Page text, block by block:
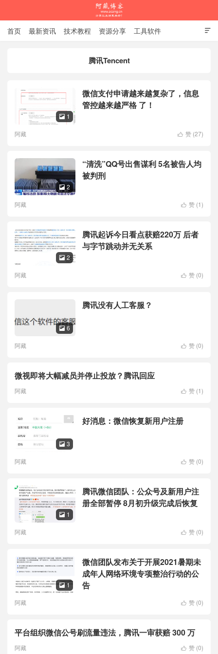

首页 最新资讯 技术教程 资源分享 工具软件
腾讯Tencent
微信支付申请越来越复杂了，信息
管控越来越严格 了！
 1
 赞 (27)
阿藏
“清洗”QQ号出售谋利 5名被告人均
被判刑
 2
 赞 (1)
阿藏
腾讯起诉今日看点获赔220万 后者
与字节跳动并无关系
 2
 赞 (0)
阿藏
腾讯没有人工客服？
 6
 赞 (0)
阿藏
微视即将大幅减员并停止投放？腾讯回应
 赞 (1)
阿藏
好消息：微信恢复新用户注册
 3
 赞 (0)
阿藏
腾讯微信团队：公众号及新用户注
册全部暂停 8月初升级完成后恢复
 1
 赞 (0)
阿藏
微信团队发布关于开展2021暑期未
成年人网络环境专项整治行动的公
告
 1
 赞 (0)
阿藏
平台组织微信公号刷流量违法，腾讯一审获赔 300 万
 赞 (0)
阿藏